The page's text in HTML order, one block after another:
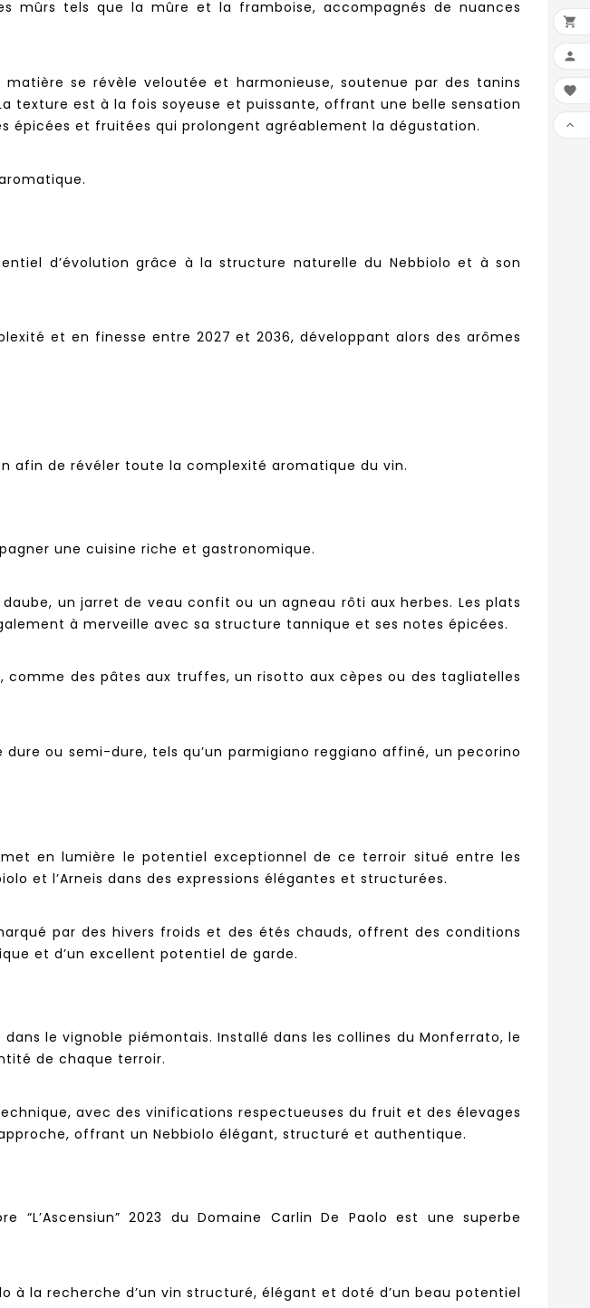
mûrs tels que la mûre et la framboise, accompagnés de nuances
se révèle veloutée et harmonieuse, soutenue par des tanins
est à la fois soyeuse et puissante, offrant une belle sensation
épicées et fruitées qui prolongent agréablement la dégustation.
d’évolution grâce à la structure naturelle du Nebbiolo et à son
et en finesse entre 2027 et 2036, développant alors des arômes
afin de révéler toute la complexité aromatique du vin.
une cuisine riche et gastronomique.
un jarret de veau confit ou un agneau rôti aux herbes. Les plats
à merveille avec sa structure tannique et ses notes épicées.
des pâtes aux truffes, un risotto aux cèpes ou des tagliatelles
ou semi-dure, tels qu’un parmigiano reggiano affiné, un pecorino
en lumière le potentiel exceptionnel de ce terroir situé entre les
et l’Arneis dans des expressions élégantes et structurées.
par des hivers froids et des étés chauds, offrent des conditions
et d’un excellent potentiel de garde.
le vignoble piémontais. Installé dans les collines du Monferrato, le
de chaque terroir.
avec des vinifications respectueuses du fruit et des élevages
offrant un Nebbiolo élégant, structuré et authentique.
2023 du Domaine Carlin De Paolo est une superbe
à la recherche d’un vin structuré, élégant et doté d’un beau potentiel



